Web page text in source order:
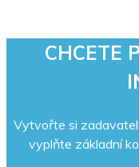
CHCETE
Vytvořte si
vyplňte základní